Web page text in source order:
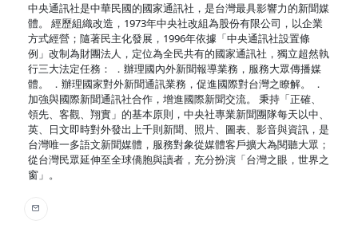
中央通訊社是中華民國的國家通訊社，是台灣最具影響力的新聞媒
體。 經歷組織改造，1973年中央社改組為股份有限公司，以企業
方式經營；隨著民主化發展，1996年依據「中央通訊社設置條
例」改制為財團法人，定位為全民共有的國家通訊社，獨立超然執
行三大法定任務： ．辦理國內外新聞報導業務，服務大眾傳播媒
體。 ．辦理國家對外新聞通訊業務，促進國際對台灣之瞭解。 ．
加強與國際新聞通訊社合作，增進國際新聞交流。 秉持「正確、
領先、客觀、翔實」的基本原則，中央社專業新聞團隊每天以中、
英、日文即時對外發出上千則新聞、照片、圖表、影音與資訊，是
台灣唯一多語文新聞媒體，服務對象從媒體客戶擴大為閱聽大眾；
從台灣民眾延伸至全球僑胞與讀者，充分扮演「台灣之眼，世界之
窗」。